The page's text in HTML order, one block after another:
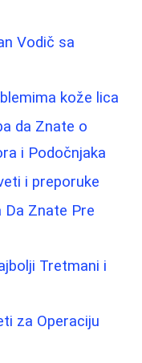
Vodič sa
kože lica
da Znate o
i Podočnjaka
i preporuke
Da Znate Pre
Tretmani i
za Operaciju